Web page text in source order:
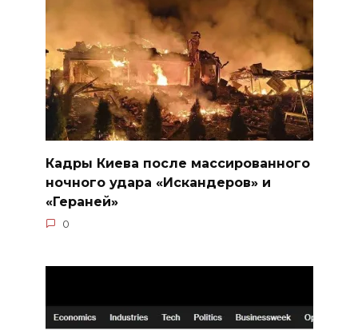
Кадры Киева после массированного
ночного удара «Искандеров» и
«Гераней»
0